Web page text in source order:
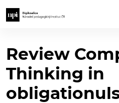
Review
Thinking in